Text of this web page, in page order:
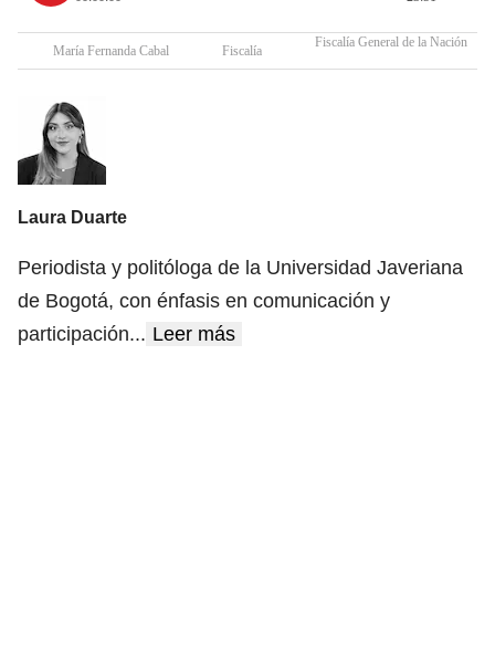
María Fernanda Cabal Fiscalía
Fiscalía General de la Nación
Laura Duarte
Periodista y politóloga de la Universidad Javeriana
de Bogotá, con énfasis en comunicación y
participación... Leer más